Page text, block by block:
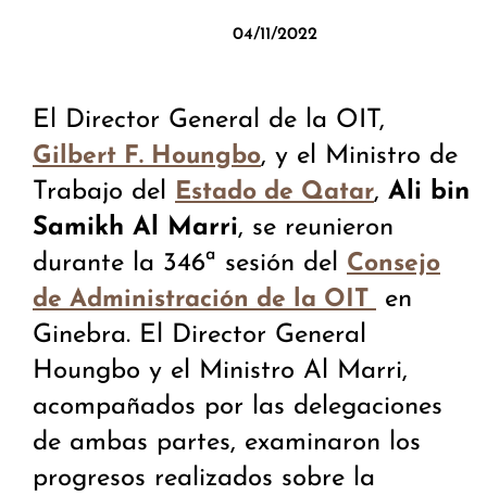
04/11/2022
El Director General de la OIT,
Gilbert F. Houngbo, y el Ministro de
Trabajo del Estado de Qatar, Ali bin
Samikh Al Marri, se reunieron
durante la 346ª sesión del Consejo
de Administración de la OIT
en
Ginebra. El Director General
Houngbo y el Ministro Al Marri,
acompañados por las delegaciones
de ambas partes, examinaron los
progresos realizados sobre la